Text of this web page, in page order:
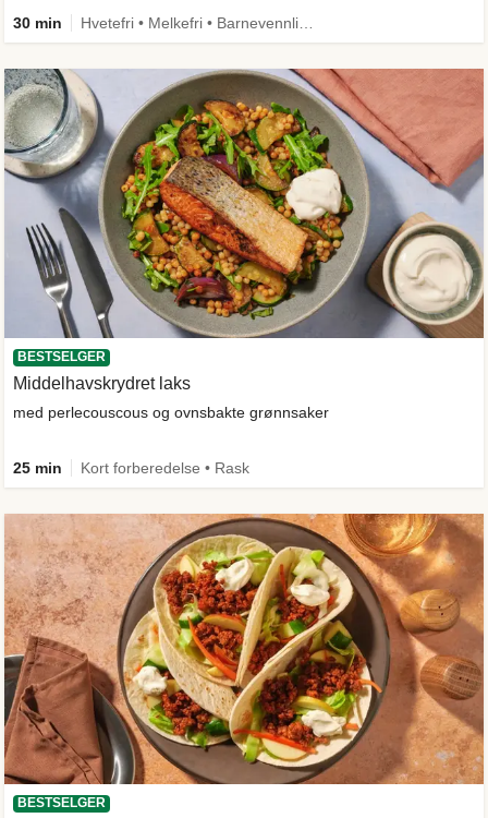
30 min
BESTSELGER
Middelhavskrydret laks
med perlecouscous og ovnsbakte grønnsaker
25 min Kort forberedelse • Rask
BESTSELGER